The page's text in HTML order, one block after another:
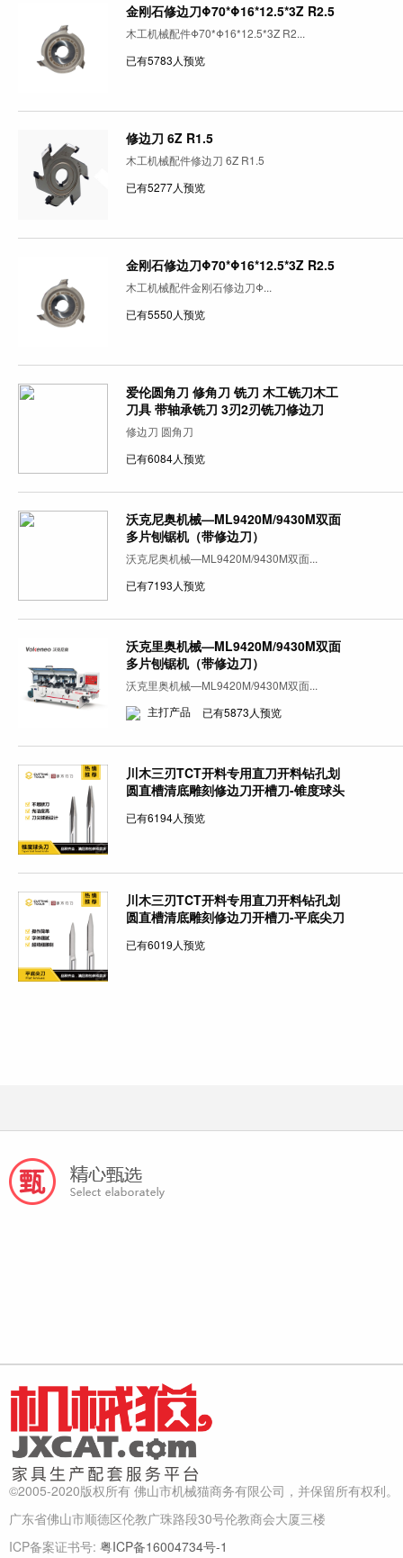
金刚石修边刀Φ70*Φ16*12.5*3Z R2.5
木工机械配件Φ70*Φ16*12.5*3Z R2...
已有5783人预览
修边刀 6Z R1.5
木工机械配件修边刀 6Z R1.5
已有5277人预览
金刚石修边刀Φ70*Φ16*12.5*3Z R2.5
木工机械配件金刚石修边刀Φ...
已有5550人预览
爱伦圆角刀 修角刀 铣刀 木工铣刀木工
刀具 带轴承铣刀 3刃2刃铣刀修边刀
修边刀 圆角刀
已有6084人预览
沃克尼奥机械—ML9420M/9430M双面
多片刨锯机（带修边刀）
沃克尼奥机械—ML9420M/9430M双面...
已有7193人预览
沃克里奥机械—ML9420M/9430M双面
多片刨锯机（带修边刀）
沃克里奥机械—ML9420M/9430M双面...
主打产品
已有5873人预览
川木三刃TCT开料专用直刀开料钻孔划
圆直槽清底雕刻修边刀开槽刀-锥度球头
已有6194人预览
川木三刃TCT开料专用直刀开料钻孔划
圆直槽清底雕刻修边刀开槽刀-平底尖刀
已有6019人预览
©2005-2020版权所有 佛山市机械猫商务有限公司，并保留所有权利。
广东省佛山市顺德区伦教广珠路段30号伦教商会大厦三楼
ICP备案证书号: 粤ICP备16004734号-1